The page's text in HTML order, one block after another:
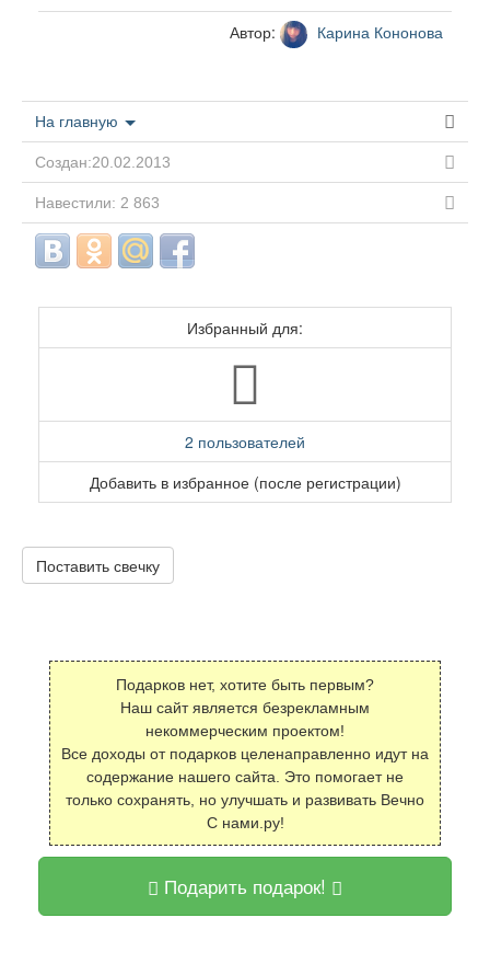
Автор: Карина Кононова
На главную
Создан:20.02.2013
Навестили: 2 863
Избранный для:
2 пользователей
Добавить в избранное (после регистрации)
Поставить свечку
Подарков нет, хотите быть первым?
Наш сайт является безрекламным
некоммерческим проектом!
Все доходы от подарков целенаправленно идут на
содержание нашего сайта. Это помогает не
только сохранять, но улучшать и развивать Вечно
С нами.ру!
Подарить подарок!